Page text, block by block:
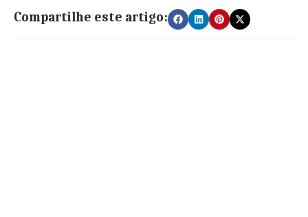
Compartilhe este artigo: